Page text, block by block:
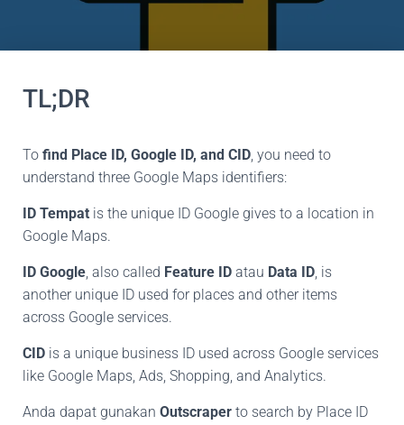
TL;DR
To find Place ID, Google ID, and CID, you need to
understand three Google Maps identifiers:
ID Tempat is the unique ID Google gives to a location in
Google Maps.
ID Google, also called Feature ID atau Data ID, is
another unique ID used for places and other items
across Google services.
CID is a unique business ID used across Google services
like Google Maps, Ads, Shopping, and Analytics.
Anda dapat gunakan Outscraper to search by Place ID